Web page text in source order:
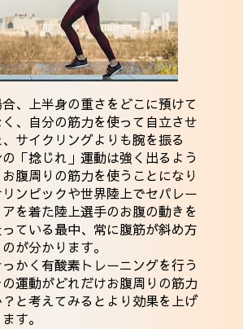
、上半身の重さをどこに預けて
、自分の筋力を使って自立させ
サイクリングよりも腕を振る
「捻じれ」運動は強く出るよう
腹周りの筋力を使うことになり
ンピックや世界陸上でセパレー
を着た陸上選手のお腹の動きを
ている最中、常に腹筋が斜め方
が分かります。
かく有酸素トレーニングを行う
運動がどれだけお腹周りの筋力
と考えてみるとより効果を上げ
す。